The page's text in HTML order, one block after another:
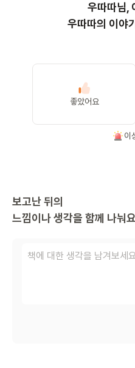
우따따님,
우따따의 이야
좋았어요
이
보고난 뒤의
느낌이나 생각을 함께 나눠